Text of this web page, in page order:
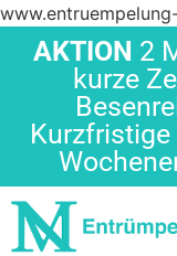
AKTION 2
kurze